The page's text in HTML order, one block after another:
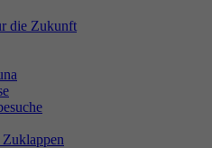
die Zukunft